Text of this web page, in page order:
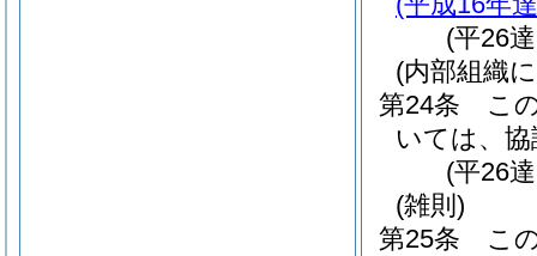
(平26
(内部組織
第24条
こ
いては、
(平26
(雑則)
第25条
こ